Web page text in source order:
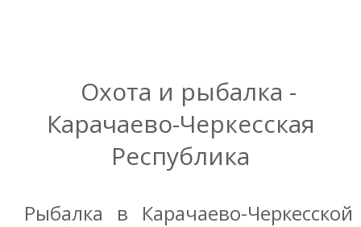
Охота и рыбалка -
Карачаево-Черкесская
Республика
Рыбалка в Карачаево-Черкесской